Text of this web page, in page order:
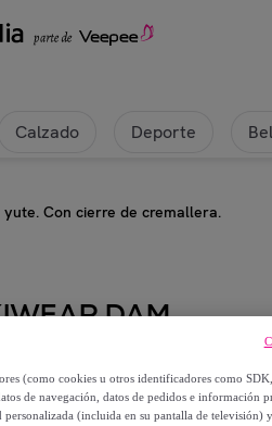
Calzado Deporte
Con cierre de cremallera.
DAM
Marfik de línea nature
(como cookies u otros identificadores como
de navegación, datos de pedidos e información
(incluida en su pantalla de televisión)